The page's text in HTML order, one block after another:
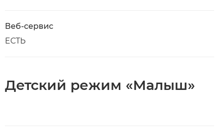
Веб-сервис
ЕСТЬ
Детский режим «Малыш»